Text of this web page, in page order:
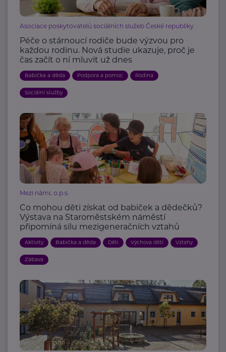
Asociace poskytovatelů sociálních služeb České republiky
Péče o stárnoucí rodiče bude výzvou pro
každou rodinu. Nová studie ukazuje, proč je
čas začít o ní mluvit už dnes
Babička a děda Podpora a pomoc Rodina
Sociální služby
Mezi námi, o.p.s.
Co mohou děti získat od babiček a dědečků?
Výstava na Staroměstském náměstí
připomíná sílu mezigeneračních vztahů
Aktivity Babička a děda Děti Výchova dětí Vztahy
Zábava